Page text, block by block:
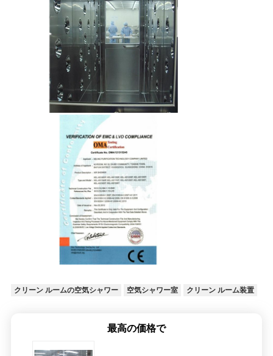
クリーン ルームの空気シャワー 空気シャワー室 クリーン ルーム装置
最高の価格で